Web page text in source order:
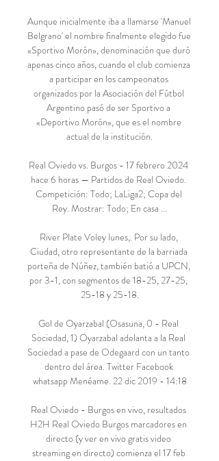
Aunque inicialmente iba a llamarse 'Manuel
Belgrano' el nombre finalmente elegido fue
«Sportivo Morón», denominación que duró
apenas cinco años, cuando el club comienza
a participar en los campeonatos
organizados por la Asociación del Fútbol
Argentino pasó de ser Sportivo a
«Deportivo Morón», que es el nombre
actual de la institución.
Real Oviedo vs. Burgos - 17 febrero 2024
hace 6 horas — Partidos de Real Oviedo.
Competición: Todo; LaLiga2; Copa del
Rey. Mostrar: Todo; En casa ...
River Plate Voley lunes,. Por su lado,
Ciudad, otro representante de la barriada
porteña de Núñez, también batió a UPCN,
por 3-1, con segmentos de 18-25, 27-25,
25-18 y 25-18.
Gol de Oyarzabal (Osasuna, 0 - Real
Sociedad, 1) Oyarzabal adelanta a la Real
Sociedad a pase de Odegaard con un tanto
dentro del área. Twitter Facebook
whatsapp Menéame. 22 dic 2019 - 14:18
Real Oviedo - Burgos en vivo, resultados
H2H Real Oviedo Burgos marcadores en
directo (y ver en vivo gratis video
streaming en directo) comienza el 17 feb